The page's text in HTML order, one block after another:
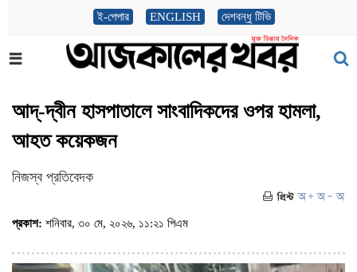
ই-পেপার ENGLISH দেশবন্ধু টিভি
আদ্-দ্বীন হাসপাতালে সাংবাদিকদের ওপর হামলা,
আহত কয়েকজন
নিজস্ব প্রতিবেদক
প্রকাশ: শনিবার, ৩০ মে, ২০২৬, ১১:২১ পিএম